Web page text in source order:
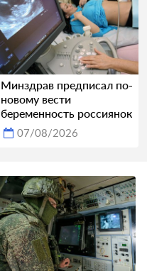
Минздрав предписал по-
новому вести
беременность россиянок
07/08/2026